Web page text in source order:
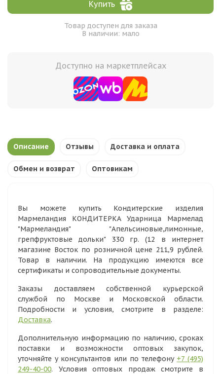
Купить
Товар доступен для заказа
В наличии: мало
Доступно на маркетплейсах
Описание Отзывы Доставка и оплата
Обмен и возврат Оптовикам
Вы можете купить Кондитерские изделия
Мармеландия КОНДИТЕРКА Ударница Мармелад
"Мармеландия" "Апельсиновые,лимонные,
грепфруктовые дольки" 330 гр. (12 в интернет
магазине Восток по розничной цене 211,9 рублей.
Товар в наличии. На продукцию имеются все
сертификаты и сопроводительные документы.
Заказы доставляем собственной курьерской
службой по Москве и Московской области.
Подробности и условия, смотрите в разделе:
Доставка.
Дополнительную информацию по наличию, сроках
поставки и возможности оптовых закупок,
уточняйте у консультантов или по телефону +7 (495)
249-40-00. Условия оптовых продаж смотрите в